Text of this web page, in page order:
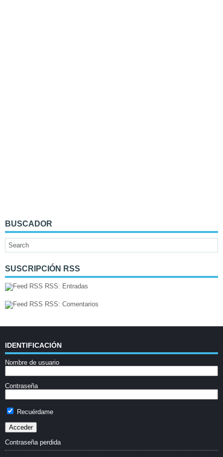
BUSCADOR
SUSCRIPCIÓN RSS
RSS: Entradas
RSS: Comentarios
IDENTIFICACIÓN
Nombre de usuario
Contraseña
Recuérdame
Contraseña perdida